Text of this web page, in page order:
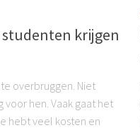
krijgen
overbruggen. Niet
hen. Vaak gaat het
hebt veel kosten en